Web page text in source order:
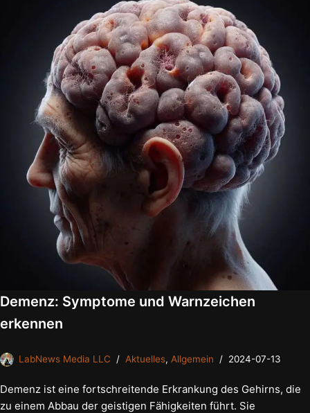
Demenz: Symptome und Warnzeichen
erkennen
LabNews Media LLC Aktuelles, Allgemein 2024-07-13
Demenz ist eine fortschreitende Erkrankung des Gehirns, die
zu einem Abbau der geistigen Fähigkeiten führt. Sie